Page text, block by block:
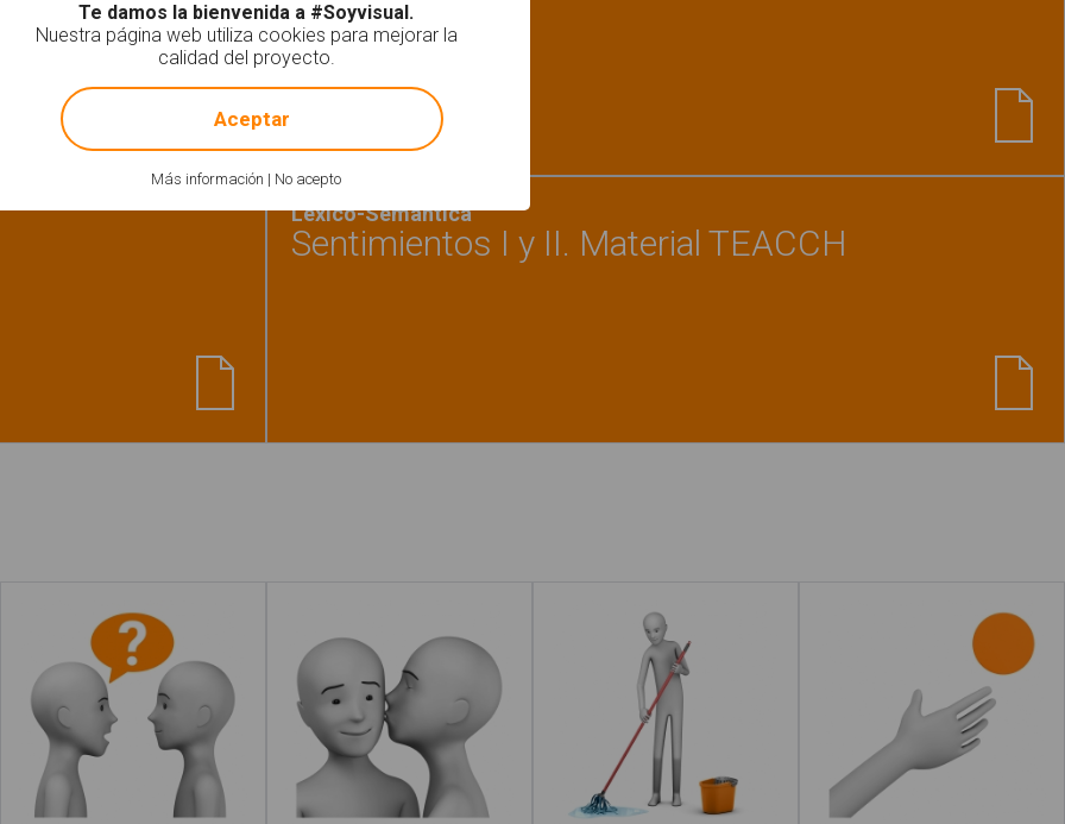
el objeto y rodéalo 2"
Léxico-Semántica
Sentimientos I y II. Material TEACCH
acerca de "Cortar con tijeras"
Leer más acerca de "Desvestir"
Leer más acerca de "Preguntar"
Preguntar
Leer más Leer más
Te damos la bienvenida a #Soyvisual.
Nuestra página web utiliza cookies para mejorar la
calidad del proyecto.
Más información | No acepto
! Not valid!
Aceptar